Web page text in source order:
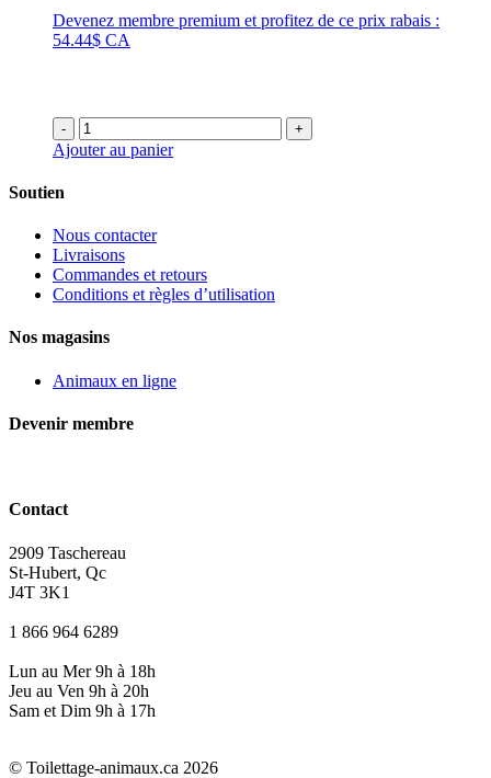
Devenez membre premium et profitez de ce prix rabais :
54.44$ CA
- +
Ajouter au panier
Soutien
Nous contacter
Livraisons
Commandes et retours
Conditions et règles d’utilisation
Nos magasins
Animaux en ligne
Devenir membre
Contact
2909 Taschereau
St-Hubert, Qc
J4T 3K1
1 866 964 6289
Lun au Mer 9h à 18h
Jeu au Ven 9h à 20h
Sam et Dim 9h à 17h
© Toilettage-animaux.ca 2026